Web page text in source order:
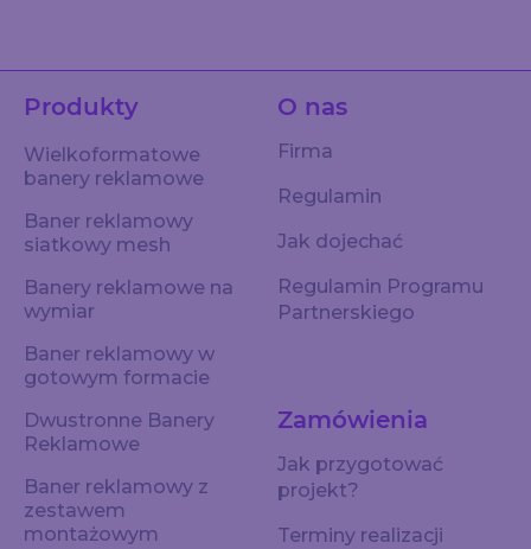
Produkty
Wielkoformatowe
banery reklamowe
Baner reklamowy
siatkowy mesh
Banery reklamowe na
wymiar
Baner reklamowy w
gotowym formacie
Dwustronne Banery
Reklamowe
Baner reklamowy z
zestawem
montażowym
O nas
Firma
Regulamin
Jak dojechać
Regulamin Programu
Partnerskiego
Zamówienia
Jak przygotować
projekt?
Terminy realizacji